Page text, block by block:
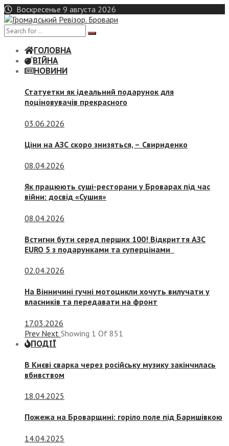
Skip
to
content
Воскресенье 9 августа 2026
ГОЛОВНА
ВІЙНА
НОВИНИ
Статуетки як ідеальний подарунок для
поціновувачів прекрасного
03.06.2026
Ціни на АЗС скоро знизяться, – Свириденко
08.04.2026
Як працюють суші-ресторани у Броварах під час
війни: досвід «Сушия»
08.04.2026
Встигни бути серед перших 100! Відкриття АЗС
EURO 5 з подарунками та суперцінами
02.04.2026
На Вінничині гучні мотоцикли хочуть вилучати у
власників та передавати на фронт
17.03.2026
Prev Next Showing 1 Of 851
ПОДІЇ
В Києві сварка через російську музику закінчилась
вбивством
18.04.2025
Пожежа на Броварщині: горіло поле під Баришівкою
14.04.2025